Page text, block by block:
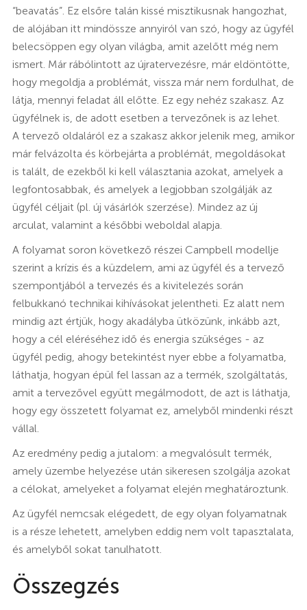
“beavatás”. Ez elsőre talán kissé misztikusnak hangozhat,
de alójában itt mindössze annyiról van szó, hogy az ügyfél
belecsöppen egy olyan világba, amit azelőtt még nem
ismert. Már rábólintott az újratervezésre, már eldöntötte,
hogy megoldja a problémát, vissza már nem fordulhat, de
látja, mennyi feladat áll előtte. Ez egy nehéz szakasz. Az
ügyfélnek is, de adott esetben a tervezőnek is az lehet.
A tervező oldaláról ez a szakasz akkor jelenik meg, amikor
már felvázolta és körbejárta a problémát, megoldásokat
is talált, de ezekből ki kell választania azokat, amelyek a
legfontosabbak, és amelyek a legjobban szolgálják az
ügyfél céljait (pl. új vásárlók szerzése). Mindez az új
arculat, valamint a későbbi weboldal alapja.
A folyamat soron következő részei Campbell modellje
szerint a krízis és a küzdelem, ami az ügyfél és a tervező
szempontjából a tervezés és a kivitelezés során
felbukkanó technikai kihívásokat jelentheti. Ez alatt nem
mindig azt értjük, hogy akadályba ütközünk, inkább azt,
hogy a cél eléréséhez idő és energia szükséges - az
ügyfél pedig, ahogy betekintést nyer ebbe a folyamatba,
láthatja, hogyan épül fel lassan az a termék, szolgáltatás,
amit a tervezővel együtt megálmodott, de azt is láthatja,
hogy egy összetett folyamat ez, amelyből mindenki részt
vállal.
Az eredmény pedig a jutalom: a megvalósult termék,
amely üzembe helyezése után sikeresen szolgálja azokat
a célokat, amelyeket a folyamat elején meghatároztunk.
Az ügyfél nemcsak elégedett, de egy olyan folyamatnak
is a része lehetett, amelyben eddig nem volt tapasztalata,
és amelyből sokat tanulhatott.
Összegzés